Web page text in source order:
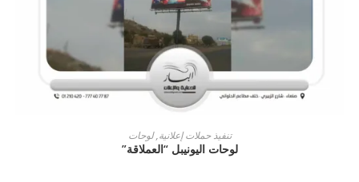
READ MORE
تنفيذ حملات إعلانية,لوحات
لوحات اليونيبل “العملاقة”